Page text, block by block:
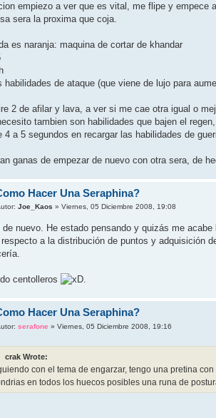
empiezo a ver que es vital, me flipe y empece
sera la proxima que coja.
es naranja: maquina de cortar de khandar
habilidades de ataque (que viene de lujo para
2 de afilar y lava, a ver si me cae otra igual o
tambien son habilidades que bajen el
4 a 5 segundos en recargar las habilidades de
ganas de empezar de nuevo con otra sera, de
Hacer Una Seraphina?
Joe_Kaos » Viernes, 05 Diciembre 2008, 19:08
de nuevo. He estado pensando y quizás me
respecto a la distribución de puntos y adquisición
centolleros .
Hacer Una Seraphina?
serafone » Viernes, 05 Diciembre 2008, 19:16
crak Wrote:
con el tema de engarzar, tengo una pretina
en todos los huecos posibles una runa de